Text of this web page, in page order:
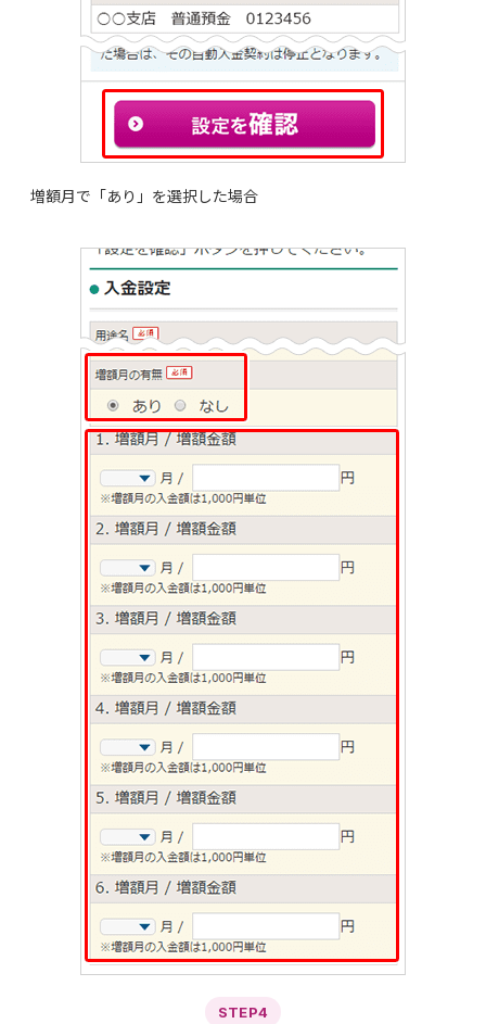
増額月で「あり」を選択した場合
STEP4